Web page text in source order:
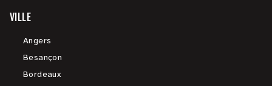
VILLE
Angers
Besançon
Bordeaux